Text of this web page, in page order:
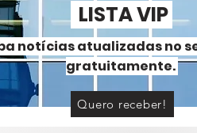
Portas e janelas de alumínio
LISTA VIP
notícias atualizadas no
gratuitamente.
Quero receber!